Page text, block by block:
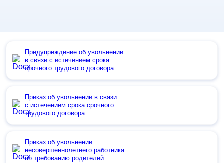
Предупреждение об увольнении
в связи с истечением срока
срочного трудового договора
Приказ об увольнении в связи
с истечением срока срочного
трудового договора
Приказ об увольнении
несовершеннолетнего работника
по требованию родителей